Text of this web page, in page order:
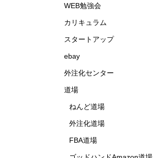
WEB勉強会
カリキュラム
スタートアップ
ebay
外注化センター
道場
ねんど道場
外注化道場
FBA道場